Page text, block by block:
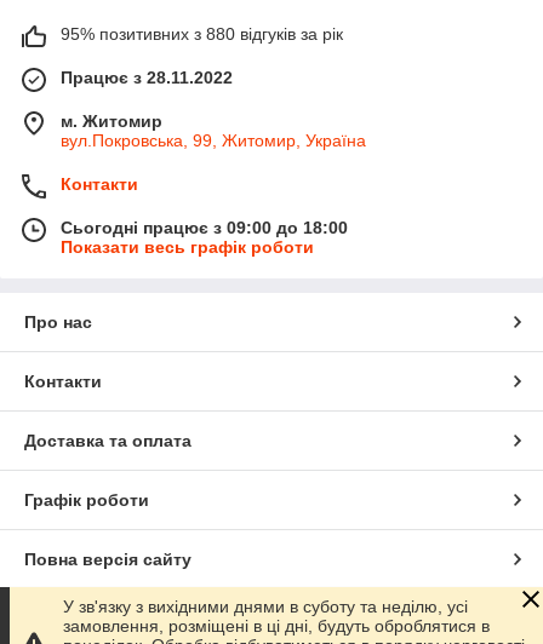
95% позитивних з 880 відгуків за рік
Працює з 28.11.2022
м. Житомир
вул.Покровська, 99, Житомир, Україна
Контакти
Сьогодні працює з 09:00 до 18:00
Показати весь графік роботи
Про нас
Контакти
Доставка та оплата
Графік роботи
Повна версія сайту
Сайт створено на маркетплейсі Prom.ua
У зв'язку з вихідними днями в суботу та неділю, усі
замовлення, розміщені в ці дні, будуть оброблятися в